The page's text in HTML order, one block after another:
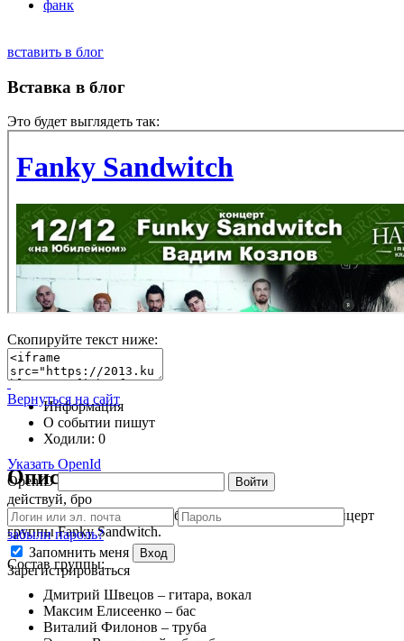
Вернуться на сайт
Указать OpenId
OpenID
Войти
действуй, бро
забыли пароль?
Запомнить меня
Вход
Зарегистрироваться
фанк
вставить в блог
Вставка в блог
Это будет выглядеть так:
Скопируйте текст ниже:
Информация
О событии пишут
Ходили: 0
Описание
Harat's Pub на Платановом бульваре приглашает на концерт
группы Fanky Sandwitch.
Состав группы:
Дмитрий Швецов – гитара, вокал
Максим Елисеенко – бас
Виталий Филонов – труба